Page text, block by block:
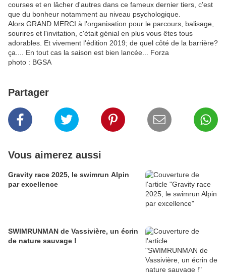
courses et en lâcher d'autres dans ce fameux dernier tiers, c'est
que du bonheur notamment au niveau psychologique.
Alors GRAND MERCI à l'organisation pour le parcours, balisage,
sourires et l'invitation, c'était génial en plus vous êtes tous
adorables. Et vivement l'édition 2019; de quel côté de la barrière?
ça.... En tout cas la saison est bien lancée... Forza
photo : BGSA
Partager
Vous aimerez aussi
Gravity race 2025, le swimrun Alpin
par excellence
SWIMRUNMAN de Vassivière, un écrin
de nature sauvage !